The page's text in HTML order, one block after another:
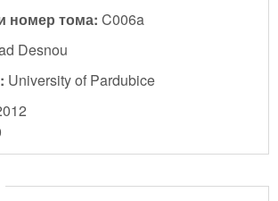
номер тома: C006a
Desnou
University of Pardubice